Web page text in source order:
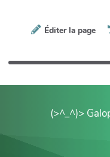
Éditer la page
(>^_^)>